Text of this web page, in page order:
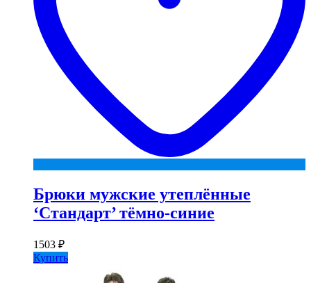
Брюки мужские утеплённые
‘Стандарт’ тёмно-синие
1503 ₽
Купить